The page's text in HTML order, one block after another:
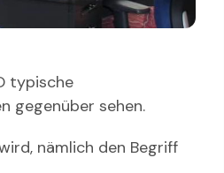
typische
gegenüber sehen.
nämlich den Begriff